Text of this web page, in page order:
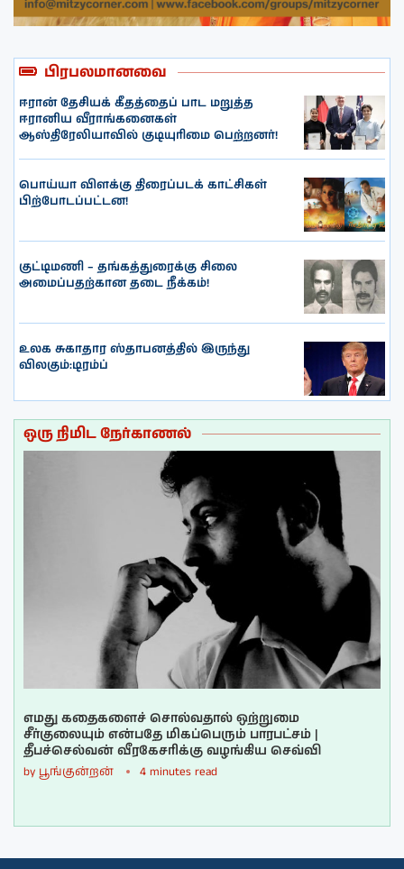
பிரபலமானவை
ஈரான் தேசியக் கீதத்தைப் பாட மறுத்த
ஈரானிய வீராங்கனைகள்
ஆஸ்திரேலியாவில் குடியுரிமை பெற்றனர்!
பொய்யா விளக்கு திரைப்படக் காட்சிகள்
பிற்போடப்பட்டன!
குட்டிமணி – தங்கத்துரைக்கு சிலை
அமைப்பதற்கான தடை நீக்கம்!
உலக சுகாதார ஸ்தாபனத்தில் இருந்து
விலகும்:டிரம்ப்
ஒரு நிமிட நேர்காணல்
எமது கதைகளைச் சொல்வதால் ஒற்றுமை
சீர்குலையும் என்பதே மிகப்பெரும் பாரபட்சம் |
தீபச்செல்வன் வீரகேசரிக்கு வழங்கிய செவ்வி
by பூங்குன்றன் 4 minutes read